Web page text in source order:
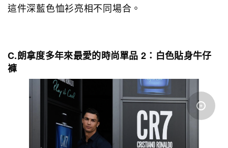
這件深藍色恤衫亮相不同場合。
C.朗拿度多年來最愛的時尚單品 2：白色貼身牛仔
褲